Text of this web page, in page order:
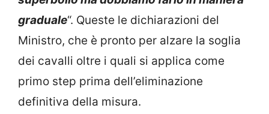
graduale“. Queste le dichiarazioni del
Ministro, che è pronto per alzare la soglia
dei cavalli oltre i quali si applica come
primo step prima dell’eliminazione
definitiva della misura.